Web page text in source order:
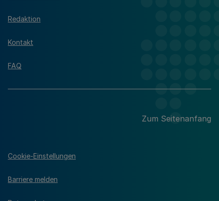
Redaktion
Kontakt
FAQ
Zum Seitenanfang
Cookie-Einstellungen
Barriere melden